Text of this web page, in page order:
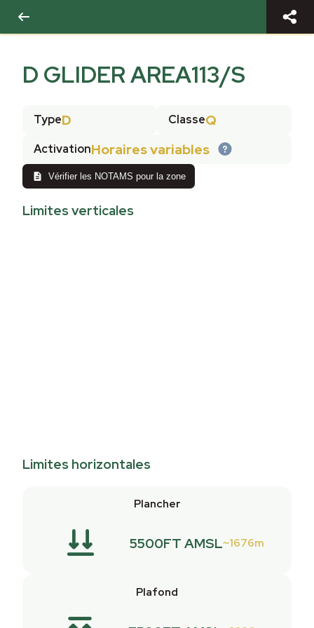
D GLIDER AREA113/S
TypeD ClasseQ
ActivationHoraires variables
Vérifier les NOTAMS pour la zone
Limites verticales
Limites horizontales
Plancher
5500FT AMSL 1676m
Plafond